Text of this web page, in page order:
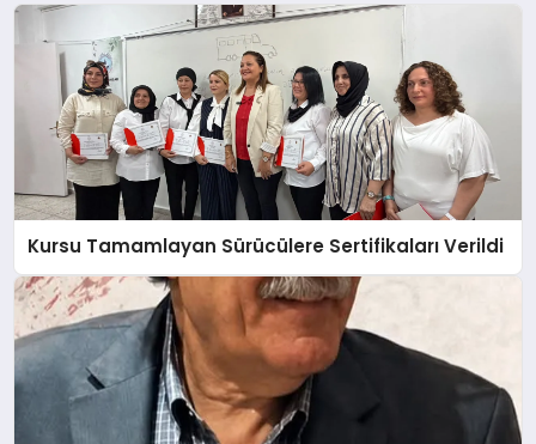
Kursu Tamamlayan Sürücülere Sertifikaları Verildi